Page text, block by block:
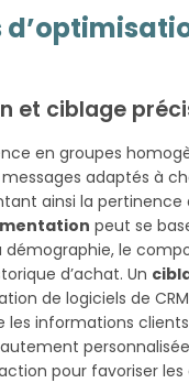
et ciblage
en groupes
adaptés à
ainsi la pertinence
peut se
démographie, le
d’achat. Un
de logiciels de
informations
pour favoriser les